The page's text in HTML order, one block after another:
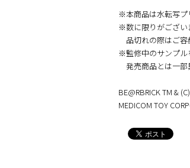
※本商品は水転写プ
※数に限りがござい
品切れの際はご容
※監修中のサンプル
発売商品とは一部
BE@RBRICK TM &
MEDICOM TOY